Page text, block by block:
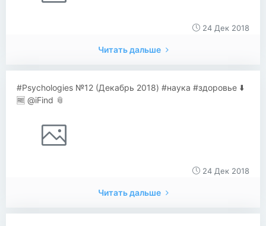
24 Дек 2018
Читать дальше
#Psychologies №12 (Декабрь 2018) #наука #здоровье ⬇️
🆓 @iFind 📎
24 Дек 2018
Читать дальше